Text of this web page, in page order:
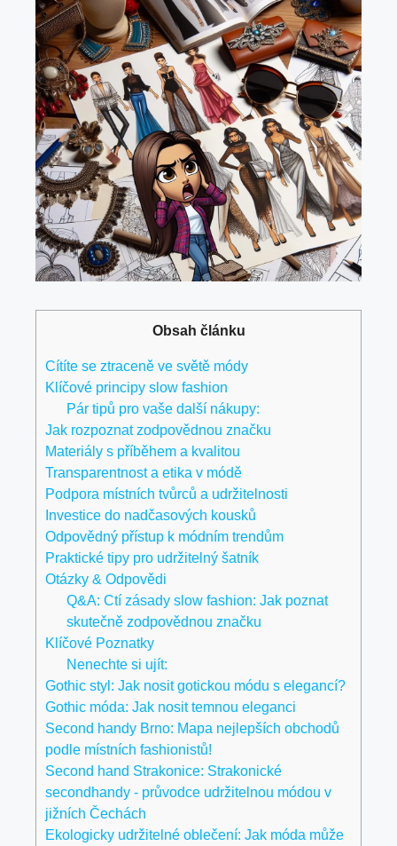
Obsah článku
Cítíte se ztraceně ve světě módy
Klíčové principy slow fashion
Pár tipů pro vaše další nákupy:
Jak rozpoznat zodpovědnou značku
Materiály s příběhem a kvalitou
Transparentnost a etika v módě
Podpora místních tvůrců a udržitelnosti
Investice do nadčasových kousků
Odpovědný přístup k módním trendům
Praktické tipy pro udržitelný šatník
Otázky & Odpovědi
Q&A: Ctí zásady slow fashion: Jak poznat
skutečně zodpovědnou značku
Klíčové Poznatky
Nenechte si ujít:
Gothic styl: Jak nosit gotickou módu s elegancí?
Gothic móda: Jak nosit temnou eleganci
Second handy Brno: Mapa nejlepších obchodů
podle místních fashionistů!
Second hand Strakonice: Strakonické
secondhandy - průvodce udržitelnou módou v
jižních Čechách
Ekologicky udržitelné oblečení: Jak móda může